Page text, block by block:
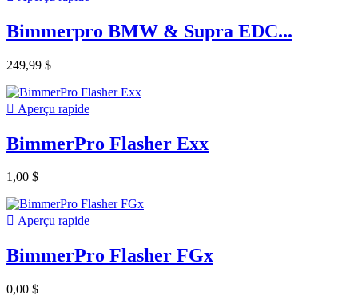
Bimmerpro BMW & Supra EDC...
249,99 $
 Aperçu rapide
BimmerPro Flasher Exx
1,00 $
 Aperçu rapide
BimmerPro Flasher FGx
0,00 $